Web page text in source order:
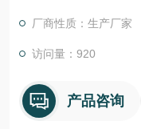
厂商性质：生产厂家
访问量：920
产品咨询